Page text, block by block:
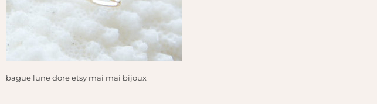
bague lune dore etsy mai mai bijoux